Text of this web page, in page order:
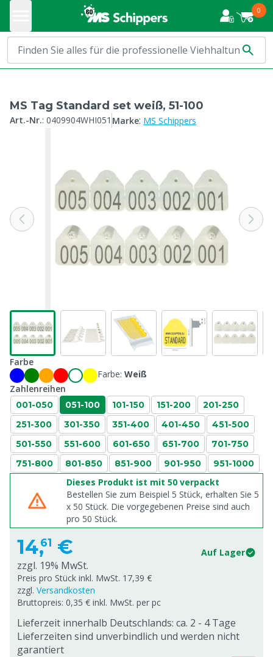
0
MS Tag Standard set weiß, 51-100
Art.-Nr.: 0409904WHI051 Marke: MS Schippers
Farbe
Farbe: Weiß
Zahlenreihen
001-050 051-100 101-150 151-200
201-250
251-300
301-350 351-400 401-450
451-500
501-550
551-600 601-650 651-700
701-750
751-800
801-850 851-900 901-950 951-1000
Dieses Produkt ist mit 50 verpackt
Bestellen Sie zum Beispiel 5 Stück, erhalten Sie 5
x 50 Stück. Die vorgegebenen Preise sind auch
pro 50 Stück.
14,61 € Auf Lager
zzgl. 19% MwSt.
Preis pro Stück inkl. MwSt. 17,39 €
zzgl. Versandkosten
Bruttopreis: 0,35 € inkl. MwSt. per pc
Lieferzeit innerhalb Deutschlands: ca. 2 - 4 Tage
Lieferzeiten sind unverbindlich und werden nicht
garantiert